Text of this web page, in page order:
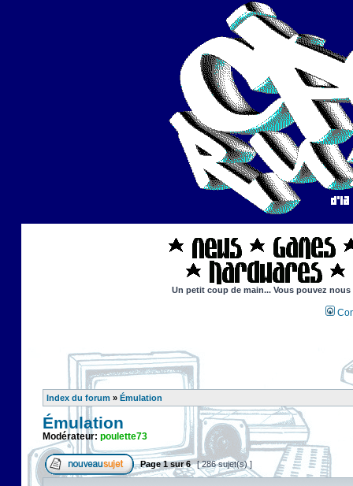
Un petit coup de main... Vous pouvez
Index du forum » Émulation
Émulation
Modérateur: poulette73
Page1sur6 [ 286 sujet(s) ]